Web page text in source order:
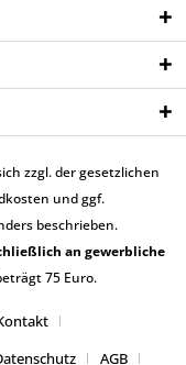
zzgl. der gesetzlichen
und ggf.
beschrieben.
an gewerbliche
75 Euro.
AGB